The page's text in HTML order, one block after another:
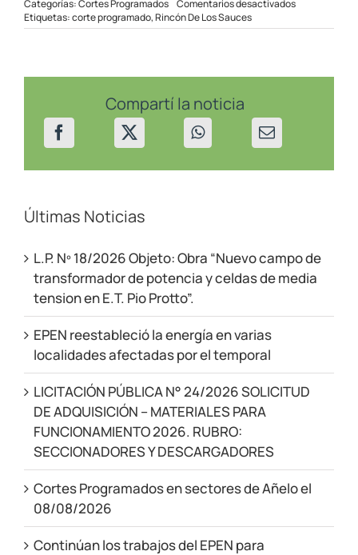
Categorías:Cortes Programados Comentarios desactivados
programado
Etiquetas:corte programado,Rincón De Los Sauces
Compartí la noticia
Últimas Noticias
L.P. Nº 18/2026 Objeto: Obra “Nuevo campo de
transformador de potencia y celdas de media
tension en E.T. Pio Protto”.
EPEN reestableció la energía en varias
localidades afectadas por el temporal
LICITACIÓN PÚBLICA N° 24/2026 SOLICITUD
DE ADQUISICIÓN – MATERIALES PARA
FUNCIONAMIENTO 2026. RUBRO:
SECCIONADORES Y DESCARGADORES
Cortes Programados en sectores de Añelo el
08/08/2026
Continúan los trabajos del EPEN para